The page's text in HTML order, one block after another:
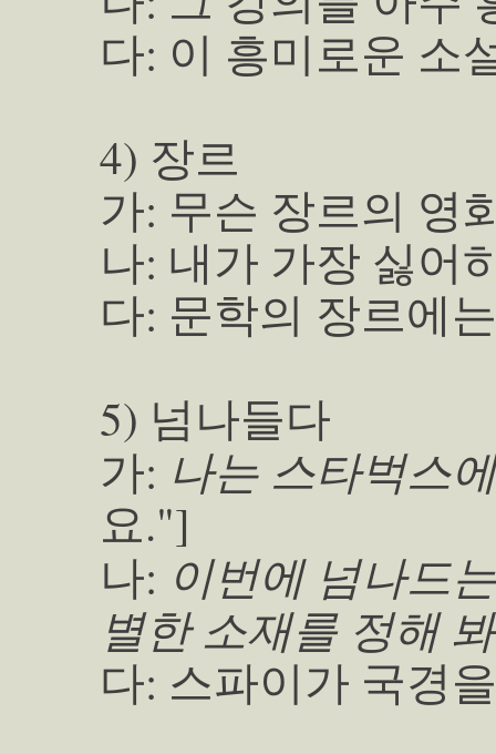
다: 이 흥미로운 소
4) 장르
가: 무슨 장르의 영
나: 내가 가장 싫어
다: 문학의 장르에
5) 넘나들다
가: 나는 스타벅스
요."]
나: 이번에 넘나드
별한 소재를 정해 봐
다: 스파이가 국경